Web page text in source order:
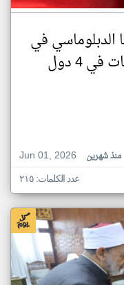
في
إفريقيا بافتتاح ممثليات في 4 دول
Jun 01, 2026
منذ شهرين
عدد الكلمات: ٢١٥